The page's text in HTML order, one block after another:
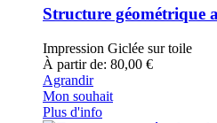
Structure géométrique
Impression Giclée sur toile
À partir de: 80,00 €
Agrandir
Mon souhait
Plus d'info